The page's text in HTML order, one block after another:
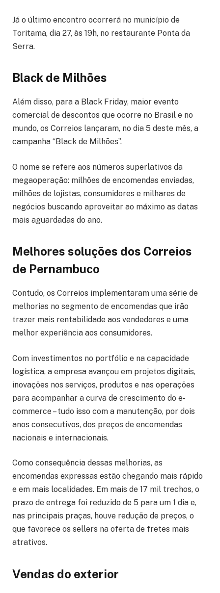
Já o último encontro ocorrerá no município de
Toritama, dia 27, às 19h, no restaurante Ponta da
Serra.
Black de Milhões
Além disso, para a Black Friday, maior evento
comercial de descontos que ocorre no Brasil e no
mundo, os Correios lançaram, no dia 5 deste mês, a
campanha “Black de Milhões”.
O nome se refere aos números superlativos da
megaoperação: milhões de encomendas enviadas,
milhões de lojistas, consumidores e milhares de
negócios buscando aproveitar ao máximo as datas
mais aguardadas do ano.
Melhores soluções dos Correios
de Pernambuco
Contudo, os Correios implementaram uma série de
melhorias no segmento de encomendas que irão
trazer mais rentabilidade aos vendedores e uma
melhor experiência aos consumidores.
Com investimentos no portfólio e na capacidade
logística, a empresa avançou em projetos digitais,
inovações nos serviços, produtos e nas operações
para acompanhar a curva de crescimento do e-
commerce – tudo isso com a manutenção, por dois
anos consecutivos, dos preços de encomendas
nacionais e internacionais.
Como consequência dessas melhorias, as
encomendas expressas estão chegando mais rápido
e em mais localidades. Em mais de 17 mil trechos, o
prazo de entrega foi reduzido de 5 para um 1 dia e,
nas principais praças, houve redução de preços, o
que favorece os sellers na oferta de fretes mais
atrativos.
Vendas do exterior